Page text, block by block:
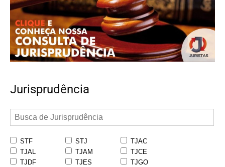
Jurisprudência
STF STJ
TJAC
TJAL
TJAM
TJCE
TJDF
TJES
TJGO